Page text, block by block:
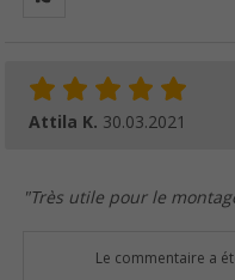
Attila K. 30.03.2021
"Très utile pour le
Le commentaire a